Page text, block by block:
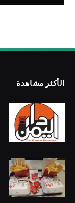
الأكثر مشاهدة